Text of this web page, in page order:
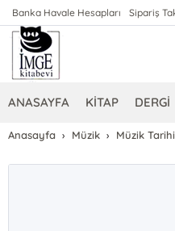
Banka Havale Hesapları Sipariş
ANASAYFA KİTAP DERGİ
Anasayfa Müzik Müzik Tarihi